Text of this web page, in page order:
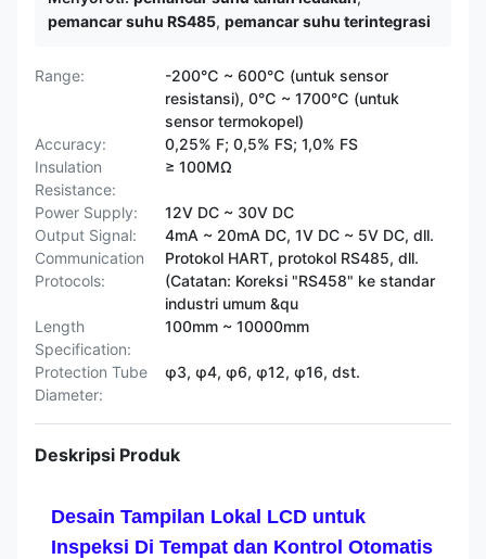
pemancar suhu RS485, pemancar suhu terintegrasi
Range:
-200℃ ~ 600℃ (untuk sensor
resistansi), 0℃ ~ 1700℃ (untuk
sensor termokopel)
Accuracy:
0,25% F; 0,5% FS; 1,0% FS
Insulation
Resistance:
≥ 100MΩ
Power Supply:
12V DC ~ 30V DC
Output Signal:
4mA ~ 20mA DC, 1V DC ~ 5V DC, dll.
Communication
Protocols:
Protokol HART, protokol RS485, dll.
(Catatan: Koreksi "RS458" ke standar
industri umum &qu
Length
Specification:
100mm ~ 10000mm
Protection Tube
Diameter:
φ3, φ4, φ6, φ12, φ16, dst.
Deskripsi Produk
Desain Tampilan Lokal LCD untuk
Inspeksi Di Tempat dan Kontrol Otomatis